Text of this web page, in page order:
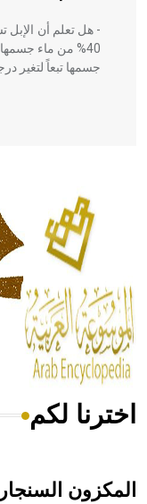
- هل تعلم أن الإبل
40% من ماء
جسمها تبعاً لتغير
الحكم، الأدلة،
له الفضل بأنه
- هل تعلم أن
من مادة كربونات
أجود أنواعه،
هل تعلم أن
اخترنا لكم
المكزون